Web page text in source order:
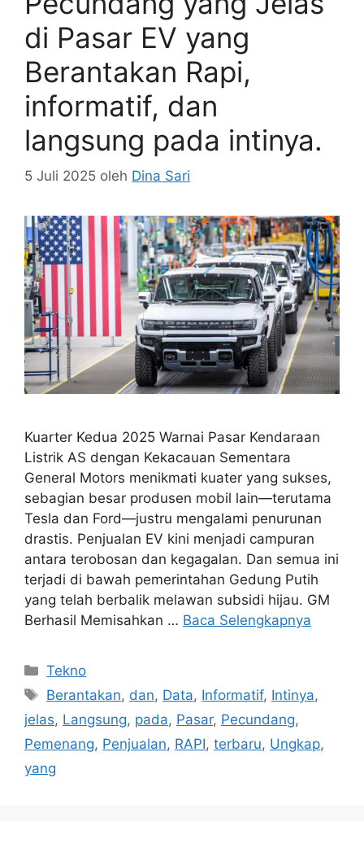
di Pasar EV yang
Berantakan Rapi,
informatif, dan
langsung pada intinya.
5 Juli 2025 oleh Dina Sari
Kuarter Kedua 2025 Warnai Pasar Kendaraan
Listrik AS dengan Kekacauan Sementara
General Motors menikmati kuater yang sukses,
sebagian besar produsen mobil lain—terutama
Tesla dan Ford—justru mengalami penurunan
drastis. Penjualan EV kini menjadi campuran
antara terobosan dan kegagalan. Dan semua ini
terjadi di bawah pemerintahan Gedung Putih
yang telah berbalik melawan subsidi hijau. GM
Berhasil Memisahkan … Baca Selengkapnya
Kategori
Tekno
Tag
Berantakan, dan, Data, Informatif, Intinya,
jelas, Langsung, pada, Pasar, Pecundang,
Pemenang, Penjualan, RAPI, terbaru, Ungkap,
yang